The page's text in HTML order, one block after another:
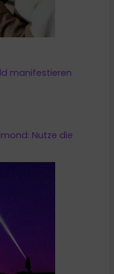
manifestieren
Nutze die